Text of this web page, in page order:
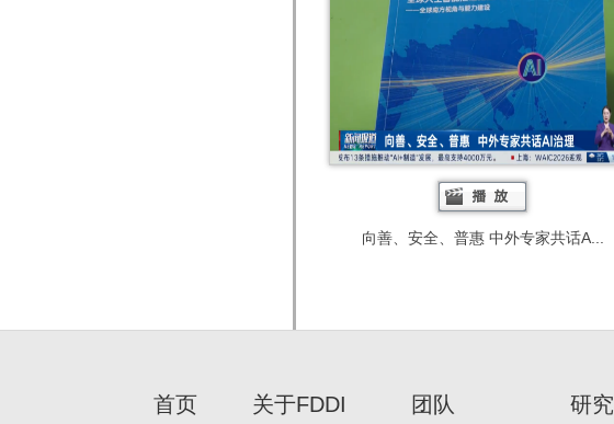
向善、安全、普惠 中外专家共话A...
首页 关于FDDI 团队 研究